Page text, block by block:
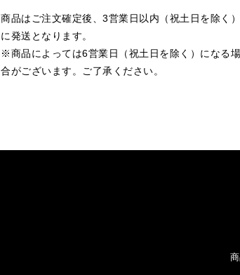
商品はご注文確定後、3営業日以内（祝土日を除く）
に発送となります。
※商品によっては6営業日（祝土日を除く）になる場
合がございます。ご了承ください。